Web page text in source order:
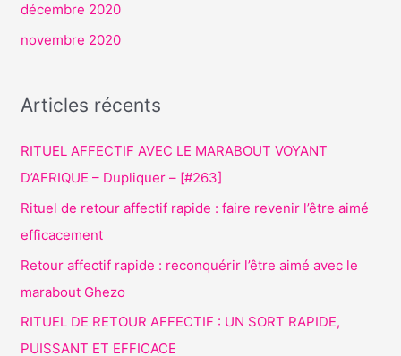
décembre 2020
novembre 2020
Articles récents
RITUEL AFFECTIF AVEC LE MARABOUT VOYANT
D’AFRIQUE – Dupliquer – [#263]
Rituel de retour affectif rapide : faire revenir l’être aimé
efficacement
Retour affectif rapide : reconquérir l’être aimé avec le
marabout Ghezo
RITUEL DE RETOUR AFFECTIF : UN SORT RAPIDE,
PUISSANT ET EFFICACE